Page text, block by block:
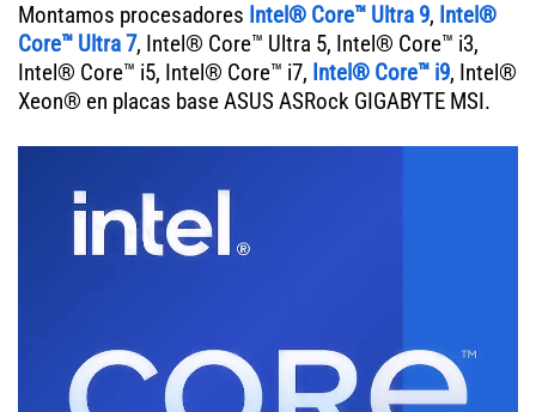
Montamos procesadores Intel® Core™ Ultra 9, Intel®
Core™ Ultra 7, Intel® Core™ Ultra 5, Intel® Core™ i3,
Intel® Core™ i5, Intel® Core™ i7, Intel® Core™ i9, Intel®
Xeon® en placas base ASUS ASRock GIGABYTE MSI.